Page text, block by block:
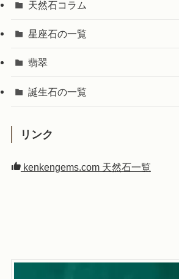
天然石コラム
星座石の一覧
翡翠
誕生石の一覧
リンク
kenkengems.com 天然石一覧